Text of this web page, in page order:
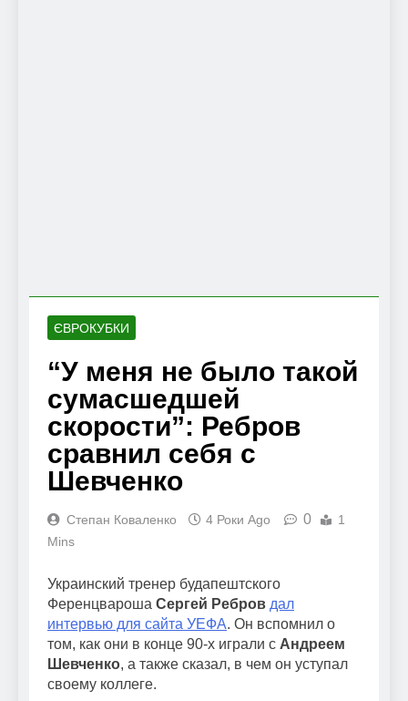
ЄВРОКУБКИ
“У меня не было такой
сумасшедшей
скорости”: Ребров
сравнил себя с
Шевченко
Степан Коваленко 4 Роки Ago 0
1
Mins
Украинский тренер будапештского
Ференцвароша Сергей Ребров дал
интервью для сайта УЕФА. Он вспомнил о
том, как они в конце 90-х играли с Андреем
Шевченко, а также сказал, в чем он уступал
своему коллеге.